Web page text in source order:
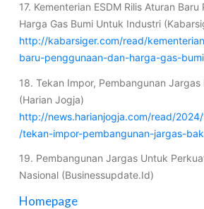
17. Kementerian ESDM Rilis Aturan
Harga Gas Bumi Untuk Industri
http://kabarsiger.com/read/
baru-penggunaan-dan-harga-gas-
18. Tekan Impor, Pembangunan
(Harian Jogja)
http://news.harianjogja.com/read/
/tekan-impor-pembangunan-jargas-
19. Pembangunan Jargas Untuk
Nasional (Businessupdate.Id)
Homepage